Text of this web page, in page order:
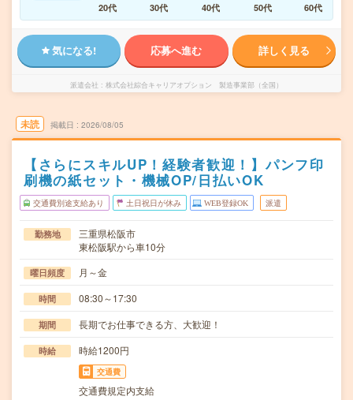
20代
30代 40代 50代 60代
気になる! 応募へ進む 詳しく見る
派遣会社 株式会社綜合キャリアオプション 製造事業部（全国）
未読 掲載日 2026/08/05
【さらにスキルUP！経験者歓迎！】パンフ印
刷機の紙セット・機械OP/日払いOK
交通費別途支給あり 土日祝日が休み WEB登録OK 派遣
勤務地
三重県松阪市
東松阪駅から車10分
曜日頻度 月～金
時間 08:30～17:30
期間 長期でお仕事できる方、大歓迎！
時給 時給1200円
交通費
交通費規定内支給